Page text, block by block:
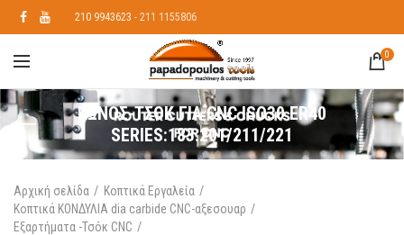
210 9943623 - 211 1155806
0
ΚΩΝΟΣ-ΤΣΟΚ ΓΙΑ CNC ISO30 ER40
SERIES:183.201/211/221
Αρχική σελίδα
Κοπτικά Εργαλεία
Κοπτικά ΚΟΝΔΥΛΙΑ dia carbide CNC-αξεσουαρ
Εξαρτήματα -Τσόκ CNC